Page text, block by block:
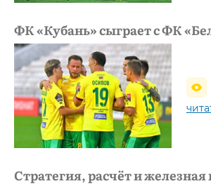
ФК «Кубань» сыграет с ФК
Стратегия, расчёт и